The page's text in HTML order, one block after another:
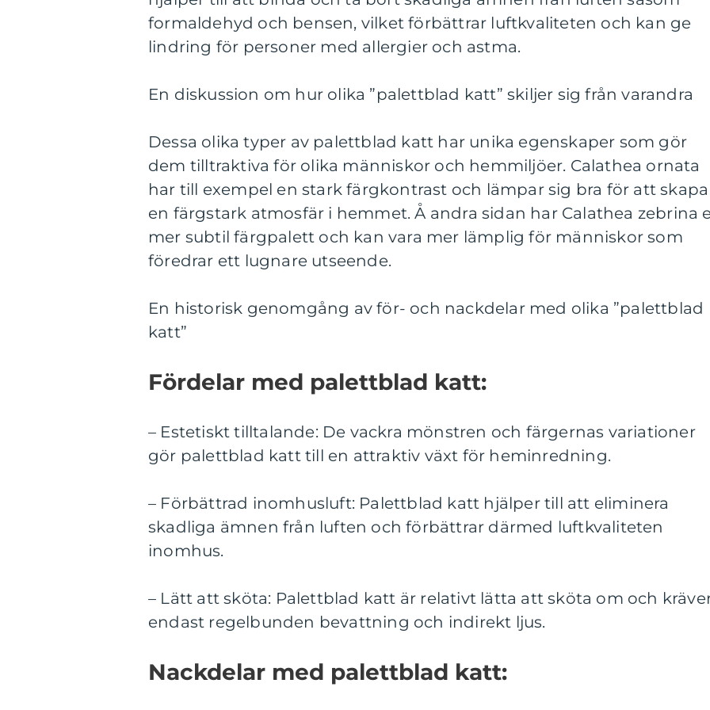
formaldehyd och bensen, vilket förbättrar luftkvaliteten och kan ge
lindring för personer med allergier och astma.
En diskussion om hur olika ”palettblad katt” skiljer sig från varandra
Dessa olika typer av palettblad katt har unika egenskaper som gör
dem tilltraktiva för olika människor och hemmiljöer. Calathea ornata
har till exempel en stark färgkontrast och lämpar sig bra för att skapa
en färgstark atmosfär i hemmet. Å andra sidan har Calathea zebrina
mer subtil färgpalett och kan vara mer lämplig för människor som
föredrar ett lugnare utseende.
En historisk genomgång av för- och nackdelar med olika ”palettblad
katt”
Fördelar med palettblad katt:
– Estetiskt tilltalande: De vackra mönstren och färgernas variationer
gör palettblad katt till en attraktiv växt för heminredning.
– Förbättrad inomhusluft: Palettblad katt hjälper till att eliminera
skadliga ämnen från luften och förbättrar därmed luftkvaliteten
inomhus.
– Lätt att sköta: Palettblad katt är relativt lätta att sköta om och
endast regelbunden bevattning och indirekt ljus.
Nackdelar med palettblad katt: